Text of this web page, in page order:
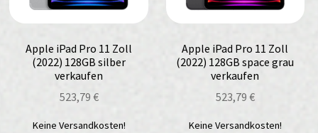
Apple iPad Pro 11 Zoll
(2022) 128GB silber
verkaufen
523,79 €
Keine Versandkosten!
Apple iPad Pro 11 Zoll
(2022) 128GB space grau
verkaufen
523,79 €
Keine Versandkosten!